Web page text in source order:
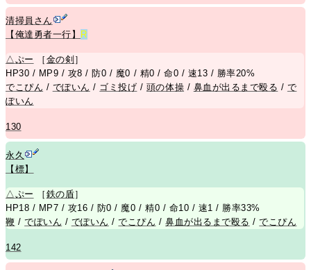
清掃員さん
【俺達勇者一行】
R
△ぷー ［ 金の剣 ］
HP30 / MP9 / 攻8 / 防0 / 魔0 / 精0 / 命0 / 速13 / 勝率20%
でこぴん / でぽいん / ゴミ投げ / 頭の体操 / 鼻血が出るまで殴る / で
ぽいん
130
永久
【標】
△ぷー ［ 鉄の盾］
HP18 / MP7 / 攻16 / 防0 / 魔0 / 精0 / 命10 / 速1 / 勝率33%
鞭 /でぽいん / でぽいん /でこぴん /鼻血が出るまで殴る /でこぴん
142